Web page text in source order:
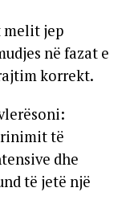
melit jep
në fazat e
korrekt.
të
dhe
të jetë një